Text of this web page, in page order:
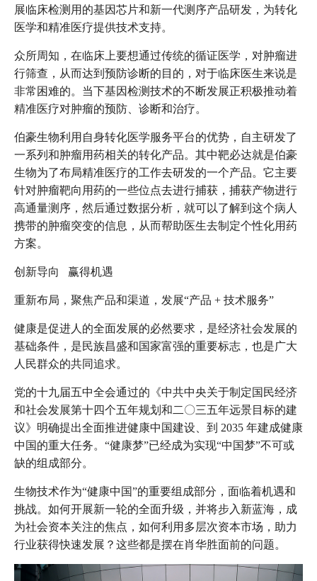
展临床检测用的基因芯片和新一代测序产品研发，为转化
医学和精准医疗提供技术支持。
众所周知，在临床上要想通过传统的循证医学，对肿瘤进
行筛查，从而达到预防诊断的目的，对于临床医生来说是
非常困难的。当下基因检测技术的不断发展正积极推动着
精准医疗对肿瘤的预防、诊断和治疗。
伯豪生物利用自身转化医学服务平台的优势，自主研发了
一系列和肿瘤用药相关的转化产品。其中靶必达就是伯豪
生物为了布局精准医疗的工作去研发的一个产品。它主要
针对肿瘤靶向用药的一些位点去进行捕获，捕获产物进行
高通量测序，然后通过数据分析，就可以了解到这个病人
携带的肿瘤突变的信息，从而帮助医生去制定个性化用药
方案。
创新导向 赢得机遇
重新布局，聚焦产品和渠道，发展“产品 + 技术服务”
健康是促进人的全面发展的必然要求，是经济社会发展的
基础条件，是民族昌盛和国家富强的重要标志，也是广大
人民群众的共同追求。
党的十九届五中全会通过的《中共中央关于制定国民经济
和社会发展第十四个五年规划和二〇三五年远景目标的建
议》明确提出全面推进健康中国建设、到 2035 年建成健康
中国的重大任务。“健康梦”已经成为实现“中国梦”不可或
缺的组成部分。
生物技术作为“健康中国”的重要组成部分，面临着机遇和
挑战。如何开展新一轮的全面升级，并将步入新蓝海，成
为社会资本关注的焦点，如何利用多层次资本市场，助力
行业获得快速发展？这些都是摆在肖华胜面前的问题。